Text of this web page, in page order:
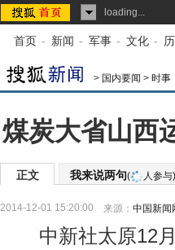
loading...
首页 - 新闻 - 军事 - 文化 -
> 国内要闻 > 时事
煤炭大省山西
正文 我来说两句( 人参与)
2014-12-01 15:20:00 来源： 中国新闻
中新社太原12月